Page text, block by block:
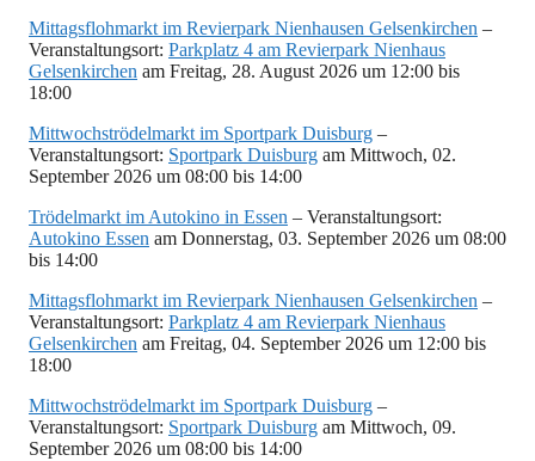
Mittagsflohmarkt im Revierpark Nienhausen Gelsenkirchen –
Veranstaltungsort: Parkplatz 4 am Revierpark Nienhaus
Gelsenkirchen am Freitag, 28. August 2026 um 12:00 bis
18:00
Mittwochströdelmarkt im Sportpark Duisburg –
Veranstaltungsort: Sportpark Duisburg am Mittwoch, 02.
September 2026 um 08:00 bis 14:00
Trödelmarkt im Autokino in Essen – Veranstaltungsort:
Autokino Essen am Donnerstag, 03. September 2026 um 08:00
bis 14:00
Mittagsflohmarkt im Revierpark Nienhausen Gelsenkirchen –
Veranstaltungsort: Parkplatz 4 am Revierpark Nienhaus
Gelsenkirchen am Freitag, 04. September 2026 um 12:00 bis
18:00
Mittwochströdelmarkt im Sportpark Duisburg –
Veranstaltungsort: Sportpark Duisburg am Mittwoch, 09.
September 2026 um 08:00 bis 14:00